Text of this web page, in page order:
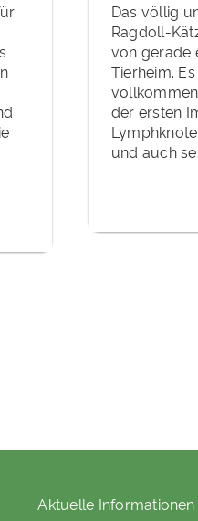
Das völlig
Ragdoll-
von gerade
Tierheim.
der ersten
und auch
Aktuelle